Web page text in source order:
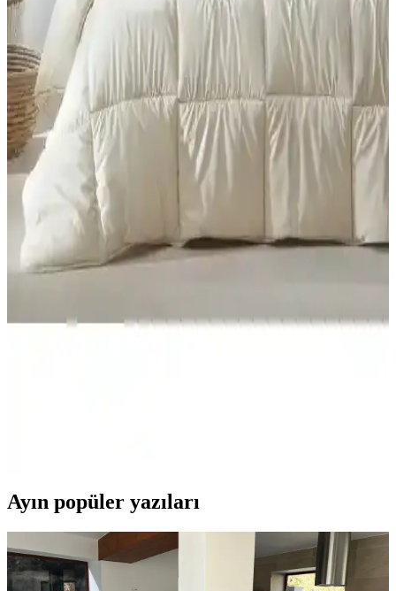
İki farklı Formeya Lüx yorganını detaylı karşılaştırıyoruz. Ölçüler,
malzeme, kullanım özellikleri ve kullanıcı yorumlarıyla ürünlerin
performansını analiz ediyoruz.
Yataş Dacron Aerelle Blue ve Climarelle Yorgan
Karşılaştırması 4 Mevsim Kullanım ve Kalite
Özellikleri
İki farklı Yataş yorganını karşılaştırıyoruz. Malzeme, kullanım,
yıkama ve kullanıcı geri bildirimleri detaylı incelenerek, performans
ve dayanıklılık açısından değerlendirilmiştir.
GOLDRİSE Melissa ve Teksnil Home Çift Kişilik
Welsoft Yorgan Karşılaştırması
seçimi yapmanıza yardımcı oluyor.
Ayın popüler yazıları